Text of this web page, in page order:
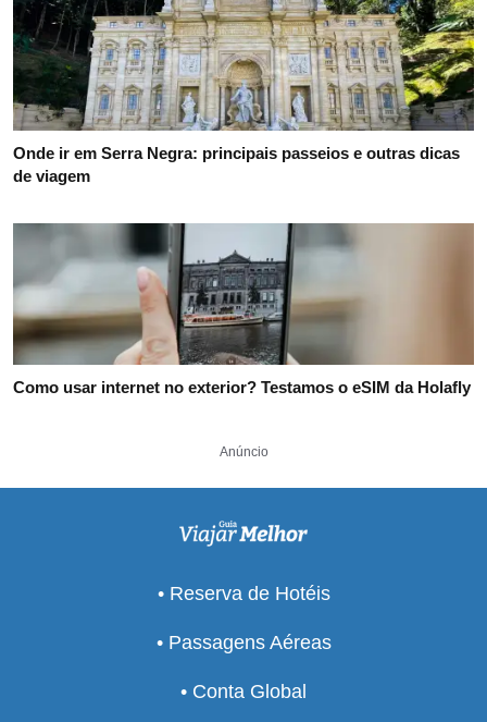
Onde ir em Serra Negra: principais passeios e outras dicas
de viagem
Como usar internet no exterior? Testamos o eSIM da Holafly
Anúncio
• Reserva de Hotéis
• Passagens Aéreas
• Conta Global